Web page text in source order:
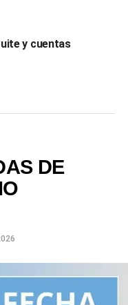
y cuentas
DE